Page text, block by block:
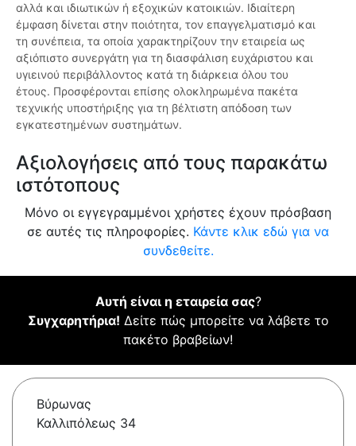
αλλά και ιδιωτικών ή εξοχικών κατοικιών. Ιδιαίτερη
έμφαση δίνεται στην ποιότητα, τον επαγγελματισμό και
τη συνέπεια, τα οποία χαρακτηρίζουν την εταιρεία ως
αξιόπιστο συνεργάτη για τη διασφάλιση ευχάριστου και
υγιεινού περιβάλλοντος κατά τη διάρκεια όλου του
έτους. Προσφέρονται επίσης ολοκληρωμένα πακέτα
τεχνικής υποστήριξης για τη βέλτιστη απόδοση των
εγκατεστημένων συστημάτων.
Αξιολογήσεις από τους παρακάτω
ιστότοπους
Μόνο οι εγγεγραμμένοι χρήστες έχουν πρόσβαση
σε αυτές τις πληροφορίες. Κάντε κλικ εδώ για να
συνδεθείτε.
Αυτή είναι η εταιρεία σας?
Συγχαρητήρια! Δείτε πώς μπορείτε να λάβετε το
πακέτο βραβείων!
Βύρωνας
Καλλιπόλεως 34